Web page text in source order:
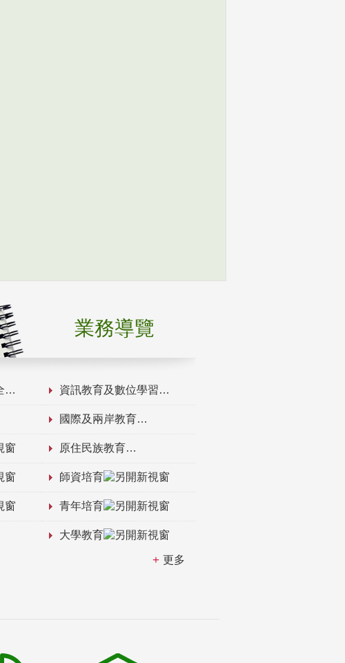
業務導覽
資訊教育及數位學習
國際及兩岸教育
原住民族教育
師資培育
青年培育
大學教育
更多